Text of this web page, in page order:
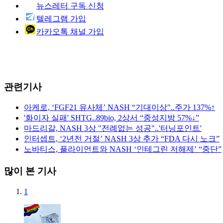
뉴스레터 구독 신청
텔레그램 가입
카카오톡 채널 가입
관련기사
아케로, ‘FGF21 유사체’ NASH “기대이상"..주가 137%↑
'화이자 실패' SHTG..89bio, 2상서 “중성지방 57%↓”
마드리갈, NASH 3상 "전례없는 성공"..'터닝포인트'
인터셉트, ‘2년전 거절’ NASH 3상 추가 “FDA 다시 노크”
노바티스, 플라이언트와 NASH ‘인테그린 저해제’ “중단”
많이 본 기사
1